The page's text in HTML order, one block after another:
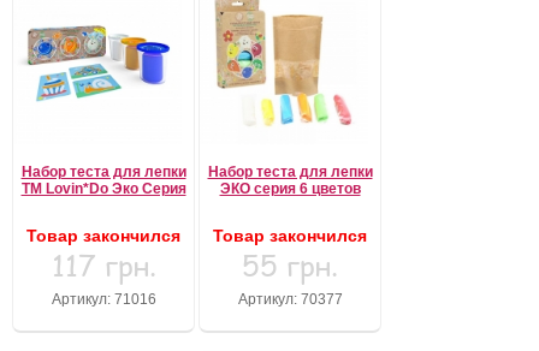
Набор теста для лепки
ТМ Lovin*Do Эко Серия
Товар закончился
117 грн.
Артикул: 71016
Набор теста для лепки
ЭКО серия 6 цветов
Товар закончился
55 грн.
Артикул: 70377